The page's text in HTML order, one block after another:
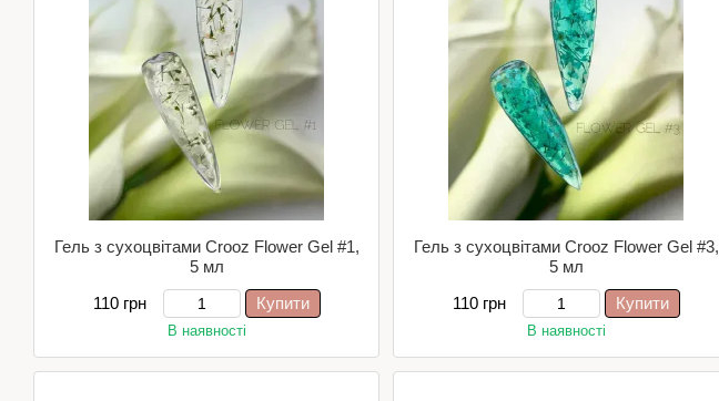
Гель з сухоцвітами Crooz Flower Gel #1,
5 мл
110 грн
Купити
В наявності
Гель з сухоцвітами Crooz Flower Gel #3,
5 мл
110 грн
Купити
В наявності